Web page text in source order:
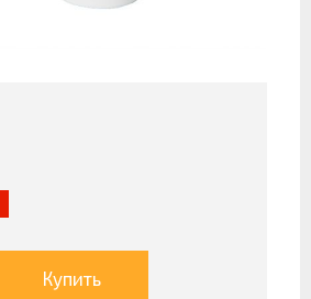
Купить